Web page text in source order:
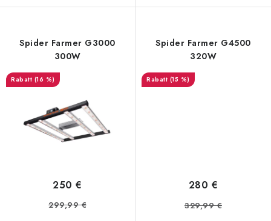
Spider Farmer G3000
300W
(16 %)
250 €
299,99 €
Spider Farmer G4500
320W
(15 %)
280 €
329,99 €